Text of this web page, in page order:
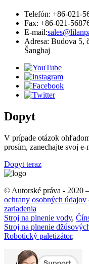
Telefón: +86-021-
Fax: +86-021-
E-mail:
Adresa: Budova 5,
Šanghaj
Dopyt
V prípade otázok
prosím, zanechajte svoj
Dopyt teraz
© Autorské práva - 2020
ochrany osobných údajov
zariadenia
Stroj na plnenie vody,
Stroj na plnenie
Robotický paletizátor,